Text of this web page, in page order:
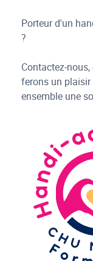
Porteur d'un
?
Contactez-
ferons un
ensemble une